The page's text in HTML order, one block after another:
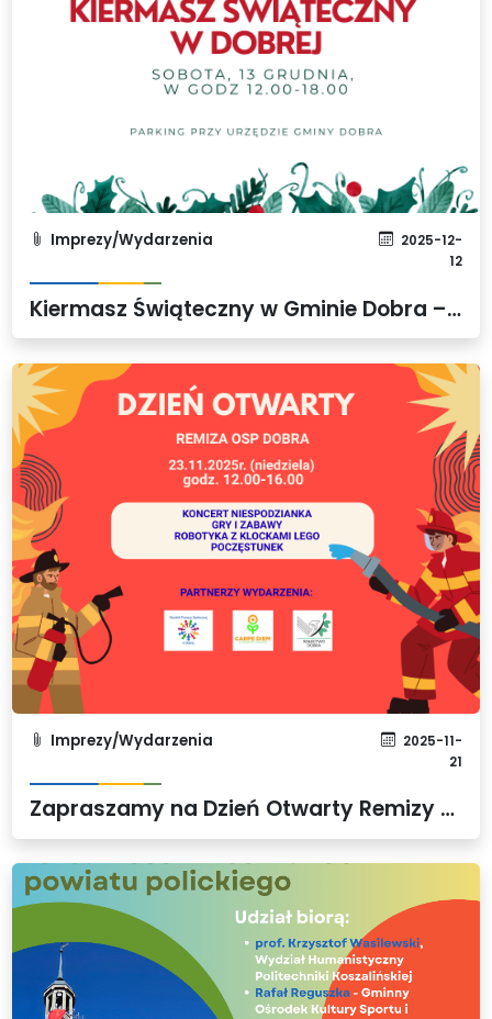
Imprezy/Wydarzenia
2025-12-
12
Kiermasz Świąteczny w Gminie Dobra – poczuj magię Świąt 13 grudnia!
Imprezy/Wydarzenia
2025-11-
21
Zapraszamy na Dzień Otwarty Remizy OSP Dobra!